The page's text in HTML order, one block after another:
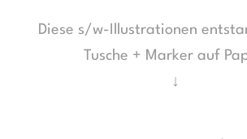
Diese s/w-Illustrationen
Tusche + Marker auf
↓